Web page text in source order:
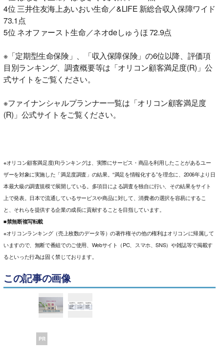
4位 三井住友海上あいおい生命／&LIFE 新総合収入保障ワイド
73.1点
5位 ネオファースト生命／ネオdeしゅうほ 72.9点
※「定期型生命保険」、「収入保障保険」の6位以降、評価項
目別ランキング、調査概要等は「オリコン顧客満足度(R)」公
式サイトをご覧ください。
※ファイナンシャルプランナー一覧は「オリコン顧客満足度
(R)」公式サイトをご覧ください。
※オリコン顧客満足度(R)ランキングは、実際にサービス・商品を利用したことがあるユー
ザーを対象に実施した「満足度調査」の結果。“満足を情報化する”を理念に、2006年より日
本最大級の調査規模で展開している。多項目による調査を独自に行い、その結果をサイト
上で発表。日本で流通しているサービスや商品に対して、消費者の選択を容易にするこ
と、それらを提供する企業の成長に貢献することを目指しています。
■禁無断複写転載
※オリコンランキング（売上枚数のデータ等）の著作権その他の権利はオリコンに帰属して
いますので、無断で番組でのご使用、Webサイト（PC、スマホ、SNS）や雑誌等で掲載す
るといった行為は固く禁じております。
この記事の画像
PR